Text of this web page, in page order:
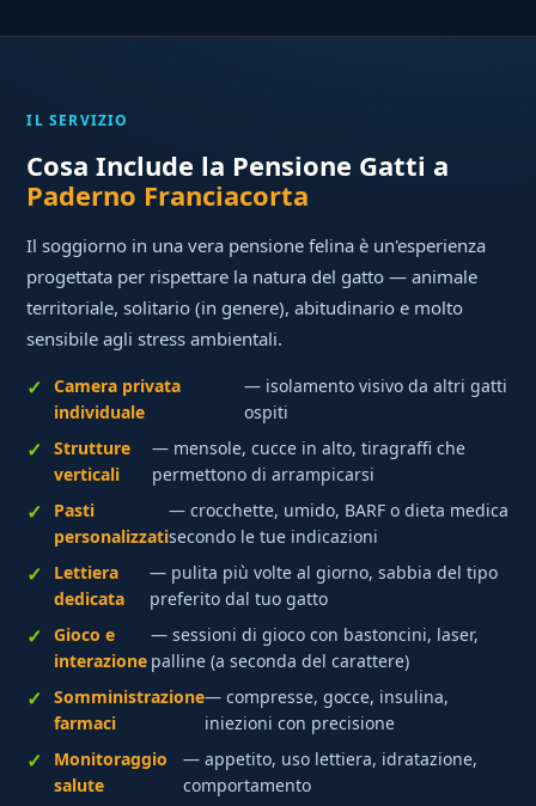
IL SERVIZIO
Cosa Include la Pensione Gatti a
Paderno Franciacorta
Il soggiorno in una vera pensione felina è un'esperienza
progettata per rispettare la natura del gatto — animale
territoriale, solitario (in genere), abitudinario e molto
sensibile agli stress ambientali.
Camera privata
individuale
— isolamento visivo da altri gatti
ospiti
Strutture
verticali
— mensole, cucce in alto, tiragraffi che
permettono di arrampicarsi
Pasti
personalizzati
— crocchette, umido, BARF o dieta medica
secondo le tue indicazioni
Lettiera
dedicata
— pulita più volte al giorno, sabbia del tipo
preferito dal tuo gatto
Gioco e
interazione
— sessioni di gioco con bastoncini, laser,
palline (a seconda del carattere)
Somministrazione
farmaci
— compresse, gocce, insulina,
iniezioni con precisione
Monitoraggio
salute
— appetito, uso lettiera, idratazione,
comportamento